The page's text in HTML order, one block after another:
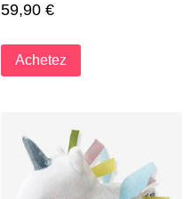
59,90 €
Achetez